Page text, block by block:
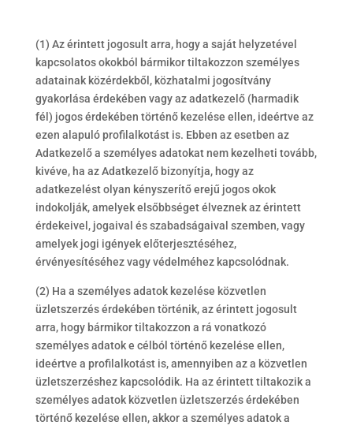
(1) Az érintett jogosult arra, hogy a saját helyzetével
kapcsolatos okokból bármikor tiltakozzon személyes
adatainak közérdekből, közhatalmi jogosítvány
gyakorlása érdekében vagy az adatkezelő (harmadik
fél) jogos érdekében történő kezelése ellen, ideértve az
ezen alapuló profilalkotást is. Ebben az esetben az
Adatkezelő a személyes adatokat nem kezelheti tovább,
kivéve, ha az Adatkezelő bizonyítja, hogy az
adatkezelést olyan kényszerítő erejű jogos okok
indokolják, amelyek elsőbbséget élveznek az érintett
érdekeivel, jogaival és szabadságaival szemben, vagy
amelyek jogi igények előterjesztéséhez,
érvényesítéséhez vagy védelméhez kapcsolódnak.
(2) Ha a személyes adatok kezelése közvetlen
üzletszerzés érdekében történik, az érintett jogosult
arra, hogy bármikor tiltakozzon a rá vonatkozó
személyes adatok e célból történő kezelése ellen,
ideértve a profilalkotást is, amennyiben az a közvetlen
üzletszerzéshez kapcsolódik. Ha az érintett tiltakozik a
személyes adatok közvetlen üzletszerzés érdekében
történő kezelése ellen, akkor a személyes adatok a